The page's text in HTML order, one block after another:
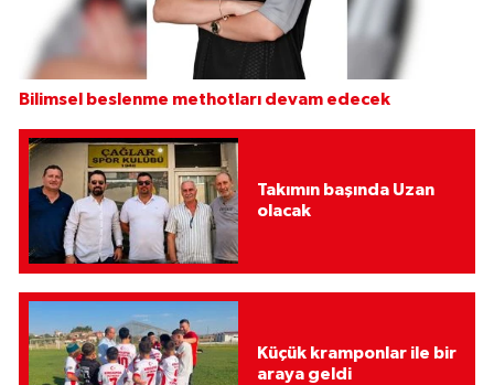
Bilimsel beslenme methotları devam edecek
Takımın başında Uzan
olacak
Küçük kramponlar ile bir
araya geldi